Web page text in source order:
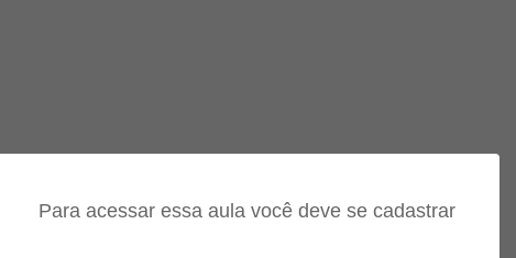
Para acessar essa aula você deve se cadastrar